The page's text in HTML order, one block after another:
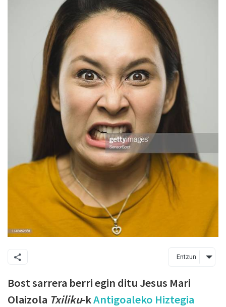
Entzun
Bost sarrera berri egin ditu Jesus Mari
Olaizola Txiliku-kAntigoaleko Hiztegia